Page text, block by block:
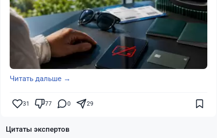
Читать дальше →
31 77 0 29
Цитаты экспертов